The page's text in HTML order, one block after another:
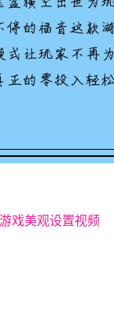
戏美观设置视频